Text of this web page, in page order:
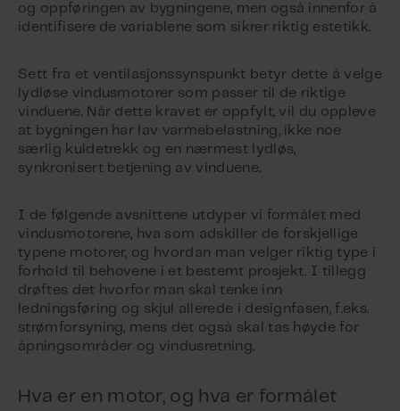
og oppføringen av bygningene, men også innenfor å
identifisere de variablene som sikrer riktig estetikk.
Sett fra et ventilasjonssynspunkt betyr dette å velge
lydløse vindusmotorer som passer til de riktige
vinduene. Når dette kravet er oppfylt, vil du oppleve
at bygningen har lav varmebelastning, ikke noe
særlig kuldetrekk og en nærmest lydløs,
synkronisert betjening av vinduene.
I de følgende avsnittene utdyper vi formålet med
vindusmotorene, hva som adskiller de forskjellige
typene motorer, og hvordan man velger riktig type i
forhold til behovene i et bestemt prosjekt. I tillegg
drøftes det hvorfor man skal tenke inn
ledningsføring og skjul allerede i designfasen, f.eks.
strømforsyning, mens det også skal tas høyde for
åpningsområder og vindusretning.
Hva er en motor, og hva er formålet